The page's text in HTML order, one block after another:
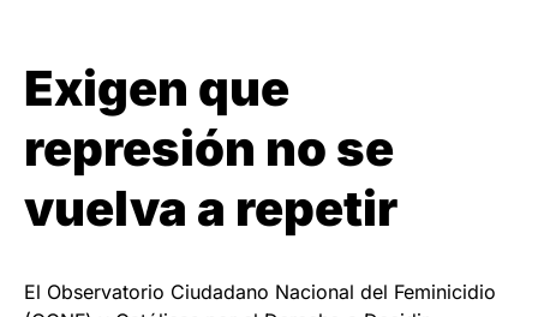
Exigen que
represión no se
vuelva a repetir
El Observatorio Ciudadano Nacional del Feminicidio